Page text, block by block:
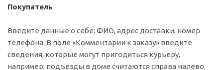
Покупатель
Введите данные о себе: ФИО, адрес доставки, номер
телефона. В поле «Комментарии к заказу» введите
сведения, которые могут пригодиться курьеру,
например: подъезды в доме считаются справа налево.